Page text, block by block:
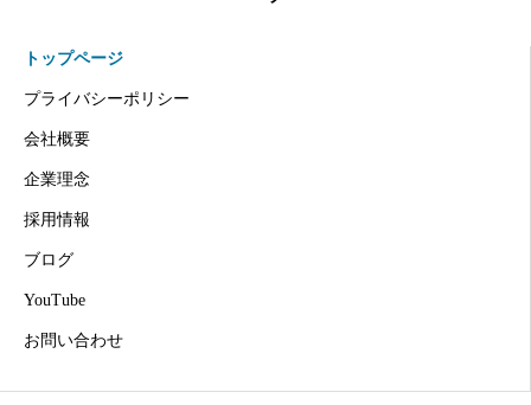
トップページ
プライバシーポリシー
会社概要
企業理念
採用情報
ブログ
YouTube
お問い合わせ